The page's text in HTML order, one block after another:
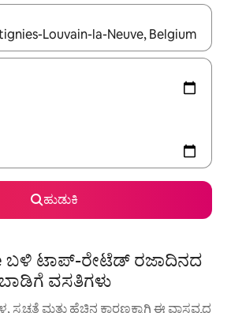
ಅಪ್ ಮತ್ತು ಡೌನ್ ಬಾಣದ ಕೀಲಿಗಳೊಂದಿಗೆ
ಹುಡುಕಿ
ಬಳಿ ಟಾಪ್-ರೇಟೆಡ್ ರಜಾದಿನದ
ವಸತಿಗಳು
ಸ್ವಚ್ಛತೆ ಮತ್ತು ಹೆಚ್ಚಿನ ಕಾರಣಕ್ಕಾಗಿ ಈ ವಾಸ್ತವ್ಯದ